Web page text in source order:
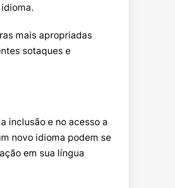
mais apropriadas
sotaques e
inclusão e no acesso a
novo idioma podem se
em sua língua